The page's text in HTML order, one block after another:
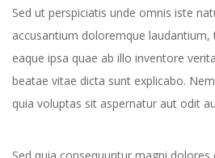
Sed ut perspiciatis unde omnis iste
accusantium doloremque
eaque ipsa quae ab illo inventore
beatae vitae dicta sunt explicabo.
quia voluptas sit aspernatur aut odit